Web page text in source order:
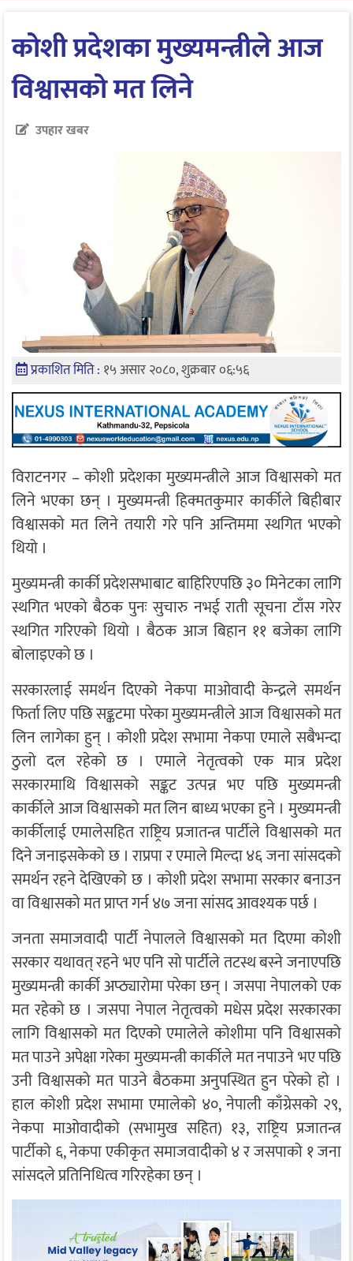
कोशी प्रदेशका मुख्यमन्त्रीले आज
विश्वासको मत लिने
उपहार खबर
प्रकाशित मिति : १५ असार २०८०, शुक्रबार ०६:५६
विराटनगर – कोशी प्रदेशका मुख्यमन्त्रीले आज विश्वासको मत
लिने भएका छन् । मुख्यमन्त्री हिक्मतकुमार कार्कीले बिहीबार
विश्वासको मत लिने तयारी गरे पनि अन्तिममा स्थगित भएको
थियो ।
मुख्यमन्त्री कार्की प्रदेशसभाबाट बाहिरिएपछि ३० मिनेटका लागि
स्थगित भएको बैठक पुनः सुचारु नभई राती सूचना टाँस गरेर
स्थगित गरिएको थियो । बैठक आज बिहान ११ बजेका लागि
बोलाइएको छ ।
सरकारलाई समर्थन दिएको नेकपा माओवादी केन्द्रले समर्थन
फिर्ता लिए पछि सङ्कटमा परेका मुख्यमन्त्रीले आज विश्वासको मत
लिन लागेका हुन् । कोशी प्रदेश सभामा नेकपा एमाले सबैभन्दा
ठुलो दल रहेको छ । एमाले नेतृत्वको एक मात्र प्रदेश
सरकारमाथि विश्वासको सङ्कट उत्पन्न भए पछि मुख्यमन्त्री
कार्कीले आज विश्वासको मत लिन बाध्य भएका हुने । मुख्यमन्त्री
कार्कीलाई एमालेसहित राष्ट्रिय प्रजातन्त्र पार्टीले विश्वासको मत
दिने जनाइसकेको छ । राप्रपा र एमाले मिल्दा ४६ जना सांसदको
समर्थन रहने देखिएको छ । कोशी प्रदेश सभामा सरकार बनाउन
वा विश्वासको मत प्राप्त गर्न ४७ जना सांसद आवश्यक पर्छ ।
जनता समाजवादी पार्टी नेपालले विश्वासको मत दिएमा कोशी
सरकार यथावत् रहने भए पनि सो पार्टीले तटस्थ बस्ने जनाएपछि
मुख्यमन्त्री कार्की अप्ठ्यारोमा परेका छन् । जसपा नेपालको एक
मत रहेको छ । जसपा नेपाल नेतृत्वको मधेस प्रदेश सरकारका
लागि विश्वासको मत दिएको एमालेले कोशीमा पनि विश्वासको
मत पाउने अपेक्षा गरेका मुख्यमन्त्री कार्कीले मत नपाउने भए पछि
उनी विश्वासको मत पाउने बैठकमा अनुपस्थित हुन परेको हो ।
हाल कोशी प्रदेश सभामा एमालेको ४०, नेपाली काँग्रेसको २९,
नेकपा माओवादीको (सभामुख सहित) १३, राष्ट्रिय प्रजातन्त्र
पार्टीको ६, नेकपा एकीकृत समाजवादीको ४ र जसपाको १ जना
सांसदले प्रतिनिधित्व गरिरहेका छन् ।